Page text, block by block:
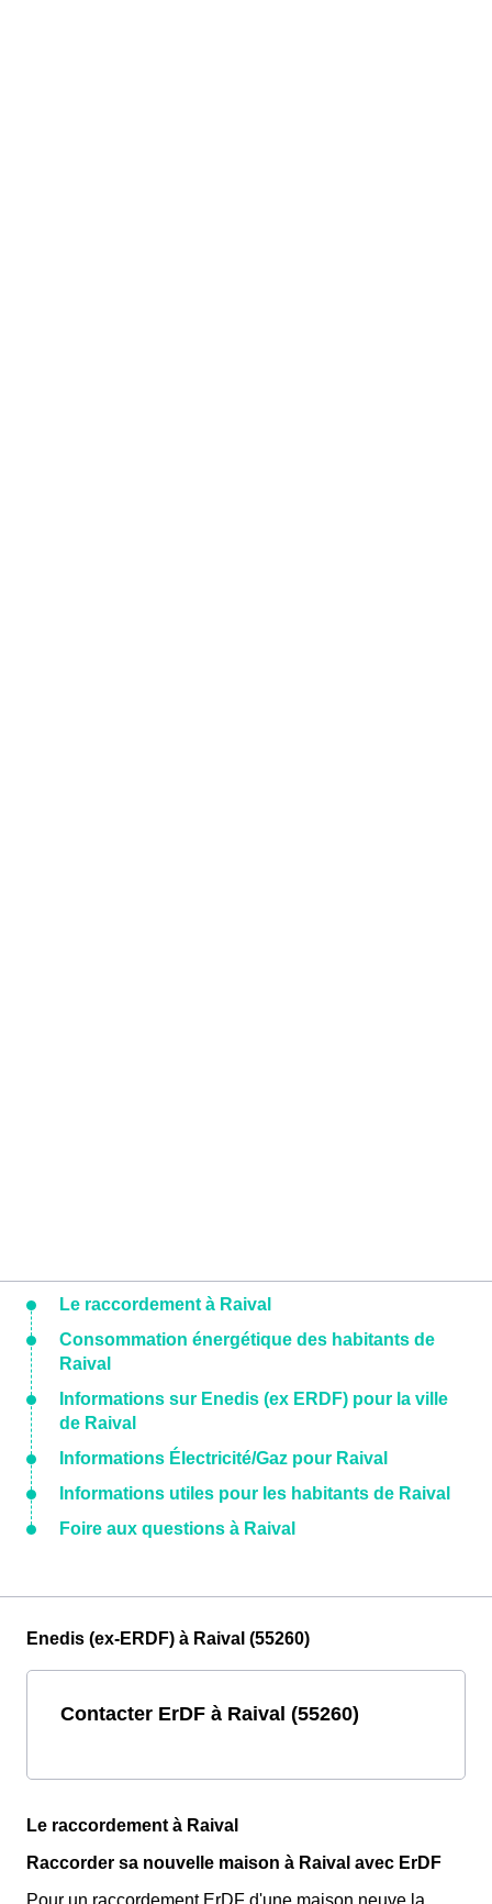
Le raccordement à Raival
Consommation énergétique des habitants de
Raival
Informations sur Enedis (ex ERDF) pour la ville
de Raival
Informations Électricité/Gaz pour Raival
Informations utiles pour les habitants de Raival
Foire aux questions à Raival
Enedis (ex-ERDF) à Raival (55260)
Contacter ErDF à Raival (55260)
Le raccordement à Raival
Raccorder sa nouvelle maison à Raival avec ErDF